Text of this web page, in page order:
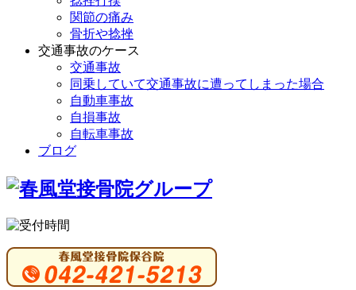
関節の痛み
骨折や捻挫
交通事故のケース
交通事故
同乗していて交通事故に遭ってしまった場合
自動車事故
自損事故
自転車事故
ブログ